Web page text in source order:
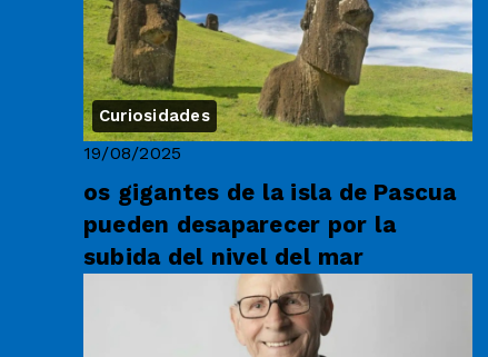
Curiosidades
19/08/2025
os gigantes de la isla de Pascua
pueden desaparecer por la
subida del nivel del mar